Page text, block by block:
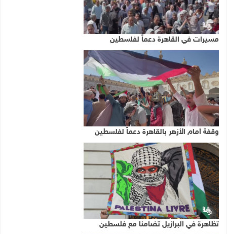
مسيرات في القاهرة دعماً لفلسطين
وقفة أمام الأزهر بالقاهرة دعماً لفلسطين
تظاهرة في البرازيل تضامنا مع فلسطين